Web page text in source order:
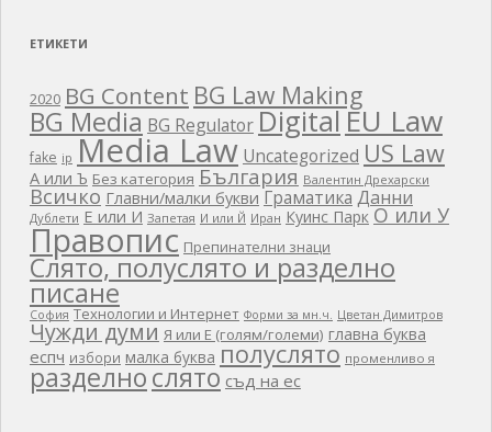
ЕТИКЕТИ
2020 BG Content BG Law Making
BG Media BG RegulatorDigitalEU Law
fake ip Media Law Uncategorized US Law
А или Ъ Без категория България Валентин Дрехарски
Всичко Главни/малки букви Граматика Данни
Дублети Е или И Запетая И или Й Иран Куинс Парк О или У
Правопис Препинателни знаци
Слято, полуслято и разделно
писане
София Технологии и Интернет Форми за мн.ч. Цветан Димитров
Чужди думи Я или Е (голям/големи) главна буква
еспч избори малка буква полуслято променливо я
разделнослято съд на ес